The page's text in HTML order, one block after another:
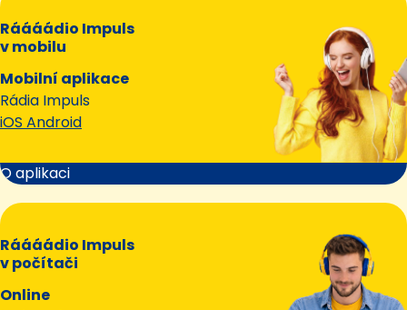
Ráááádio Impuls
v mobilu
Mobilní aplikace
Rádia Impuls
iOS Android
O aplikaci
Ráááádio Impuls
v počítači
Online